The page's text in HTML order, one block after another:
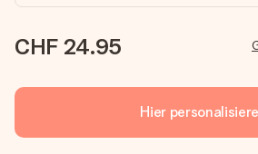
CHF 24.95
Hier